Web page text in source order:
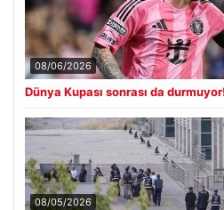
08/06/2026
Dünya Kupası sonrası da
08/05/2026